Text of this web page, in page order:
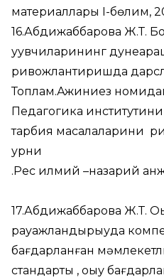
материаллары I-бөлим,
16.Абдижаббарова Ж.Т.
уқувчиларининг
ривожлантиришда
Топлам.Ажиниез
Педагогика
тарбия масалаларини
урни
.Рес илмий –назарий
17.Абдижаббарова Ж.Т.
рауажландырыуда
бағдарланған
стандарты , оқыу